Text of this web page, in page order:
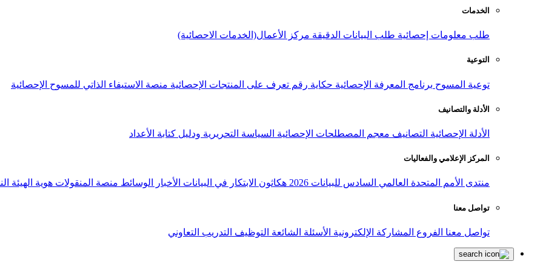
الخدمات
طلب معلومات إحصائية طلب البيانات الدقيقة مركز الأعمال(الخدمات الاحصائية)
التوعية
توعية المسوح برنامج المعرفة الإحصائية حكاية رقم تعرف على المنتجات الإحصائية منصة الاستيفاء الذاتي للمسوح الإحصائية
الأدلة والتصانيف
الأدلة الإحصائية التصانيف معجم المصطلحات الإحصائية السياسة التحريرية ودليل كتابة الأعداد
المركز الإعلامي والفعاليات
منتدى الأمم المتحدة العالمي السادس للبيانات 2026 هكاثون الابتكار في البيانات الأخبار الوسائط منصة المنقولات هوية الهيئة
تواصل معنا
تواصل معنا الفروع المشاركة الإلكترونية الأسئلة الشائعة التوظيف التدريب التعاوني